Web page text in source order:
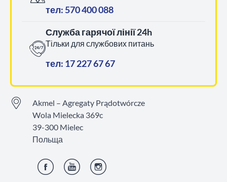
тел: 570 400 088
Служба гарячої лінії 24h
Тільки для службових питань
тел: 17 227 67 67
Akmel – Agregaty Prądotwórcze
Wola Mielecka 369c
39-300 Mielec
Польща